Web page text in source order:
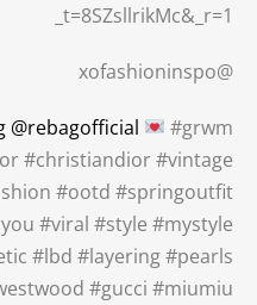
_t=8SZsllrikMc&_r=1
@xofashioninspo
@rebagofficial
#grwm
#christiandior#vintage
#ootd #springoutfit
#viral #style #mystyle
#lbd #layering#pearls
#gucci #miumiu